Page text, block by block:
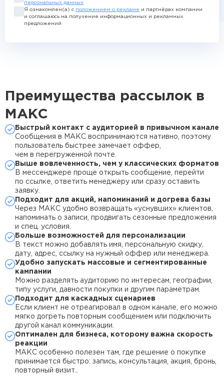
персональных данных
Я ознакомлен(а) с положением о рекламе и партнёрах компании
и соглашаюсь на получение информационных и рекламных
предложений
Преимущества рассылок в
МАКС
Быстрый контакт с аудиторией в привычном канале
Сообщения в МАКС воспринимаются нативно, поэтому
пользователь быстрее замечает оффер,
чем в перегруженной почте.
Выше вовлеченность, чем у классических форматов
В мессенджере проще открыть сообщение, перейти
по ссылке, ответить менеджеру или сразу оставить
заявку.
Подходит для акций, напоминаний и догрева базы
Через МАКС удобно возвращать «уснувших» клиентов,
напоминать о записи, продвигать сезонные предложения
и спец. условия.
Больше возможностей для персонализации
В текст можно добавлять имя, персональную скидку,
дату, адрес, ссылку на нужный оффер или менеджера.
Удобно запускать массовые и сегментированные
кампании
Можно разделять аудиторию по интересам, географии,
типу услуги, давности покупки и другим параметрам.
Подходит для каскадных сценариев
Если клиент не отреагировал в одном канале, его можно
мягко догреть повторным сообщением или подключить
другой канал коммуникации.
Оптимален для бизнеса, которому важна скорость
реакции
МАКС особенно полезен там, где решение о покупке
принимается быстро: запись, консультация, акция, бронь,
повторный визит..